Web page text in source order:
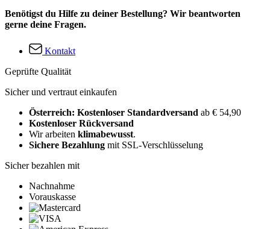
Benötigst du Hilfe zu deiner Bestellung? Wir beantworten
gerne deine Fragen.
Kontakt
Geprüfte Qualität
Sicher und vertraut einkaufen
Österreich: Kostenloser Standardversand ab € 54,90
Kostenloser Rückversand
Wir arbeiten klimabewusst.
Sichere Bezahlung mit SSL-Verschlüsselung
Sicher bezahlen mit
Nachnahme
Vorauskasse